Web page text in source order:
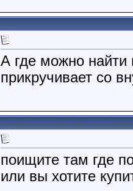
А где можно найти
прикручивает со
поищите там где
или вы хотите